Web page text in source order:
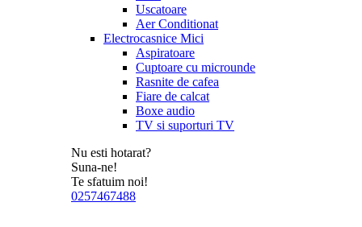
Uscatoare
Aer Conditionat
Electrocasnice Mici
Aspiratoare
Cuptoare cu microunde
Rasnite de cafea
Fiare de calcat
Boxe audio
TV si suporturi TV
Nu esti hotarat?
Suna-ne!
Te sfatuim noi!
0257467488